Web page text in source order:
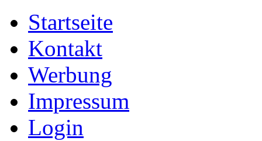
Startseite
Kontakt
Werbung
Impressum
Login